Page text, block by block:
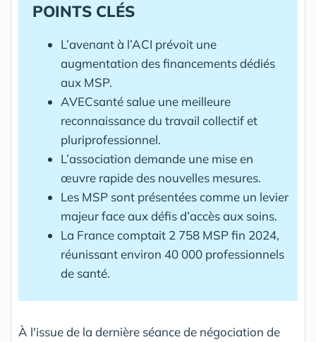
POINTS CLÉS
L’avenant à l’ACI prévoit une
augmentation des financements dédiés
aux MSP.
AVECsanté salue une meilleure
reconnaissance du travail collectif et
pluriprofessionnel.
L’association demande une mise en
œuvre rapide des nouvelles mesures.
Les MSP sont présentées comme un levier
majeur face aux défis d’accès aux soins.
La France comptait 2 758 MSP fin 2024,
réunissant environ 40 000 professionnels
de santé.
À l'issue de la dernière séance de négociation de